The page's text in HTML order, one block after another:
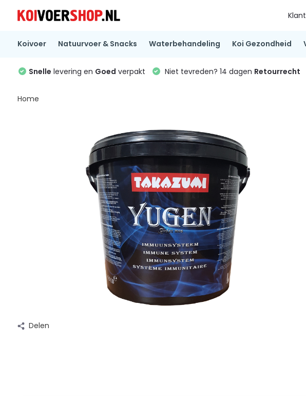
Koivoer Natuurvoer & Snacks Waterbehandeling Koi Gezondheid
Snelle levering en Goed verpakt Niet tevreden? 14 dagen Retourrecht
Home
Delen